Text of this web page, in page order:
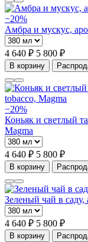
−20%
Амбра и мускус,
4 640 ₽ 5 800 ₽
В корзину
−20%
Коньяк и светлый
Magma
4 640 ₽ 5 800 ₽
В корзину
Зеленый чай в саду,
4 640 ₽ 5 800 ₽
В корзину